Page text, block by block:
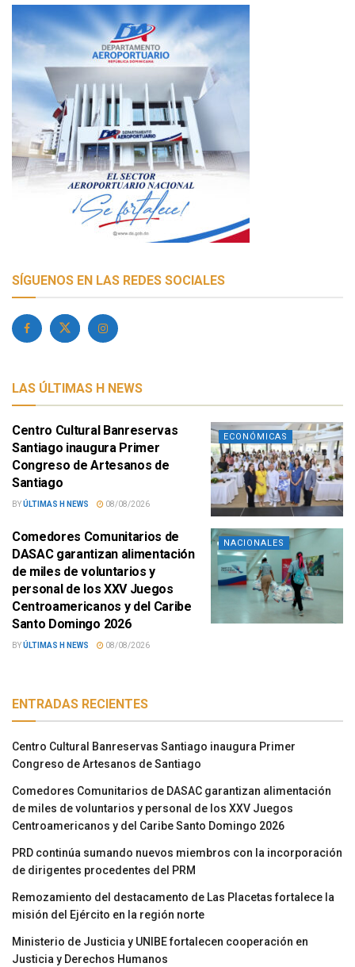
SÍGUENOS EN LAS REDES SOCIALES
LAS ÚLTIMAS H NEWS
ECONÓMICAS
Centro Cultural Banreservas
Santiago inaugura Primer
Congreso de Artesanos de
Santiago
BYÚLTIMAS H NEWS 08/08/2026
NACIONALES
Comedores Comunitarios de
DASAC garantizan alimentación
de miles de voluntarios y
personal de los XXV Juegos
Centroamericanos y del Caribe
Santo Domingo 2026
BYÚLTIMAS H NEWS 08/08/2026
ENTRADAS RECIENTES
Centro Cultural Banreservas Santiago inaugura Primer
Congreso de Artesanos de Santiago
Comedores Comunitarios de DASAC garantizan alimentación
de miles de voluntarios y personal de los XXV Juegos
Centroamericanos y del Caribe Santo Domingo 2026
PRD continúa sumando nuevos miembros con la incorporación
de dirigentes procedentes del PRM
Remozamiento del destacamento de Las Placetas fortalece la
misión del Ejército en la región norte
Ministerio de Justicia y UNIBE fortalecen cooperación en
Justicia y Derechos Humanos